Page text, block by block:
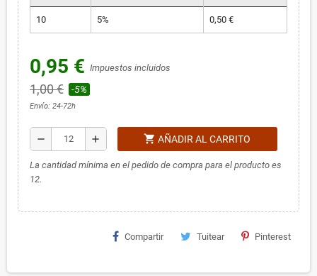
10 5% 0,50 €
0,95 € Impuestos incluidos
1,00 € -5%
Envío: 24-72h
remove add shopping_cart AÑADIR AL CARRITO
La cantidad mínima en el pedido de compra para el producto es
12.
Compartir Tuitear Pinterest